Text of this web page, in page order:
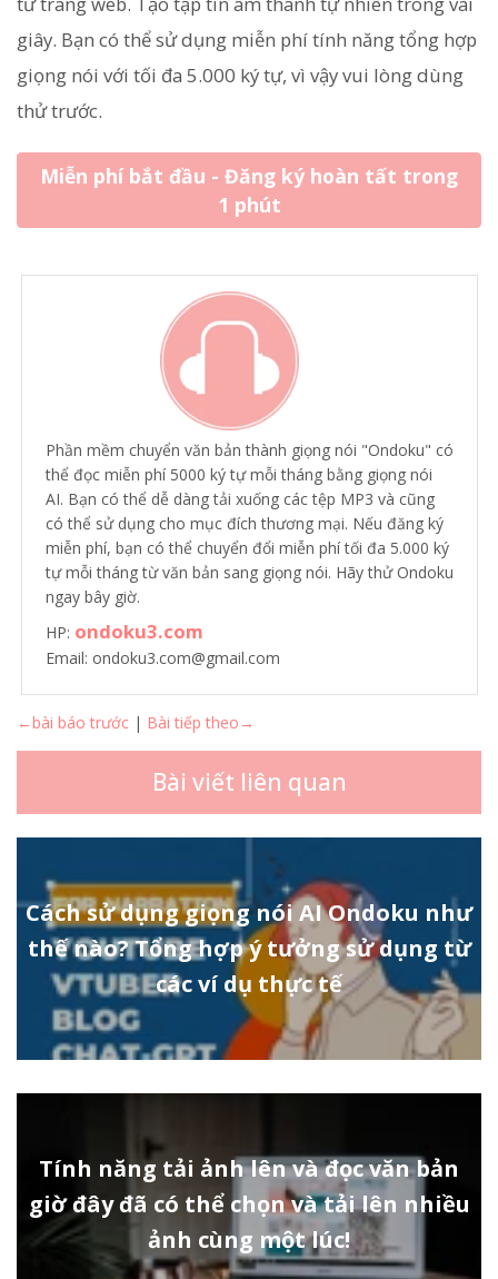
giây. Bạn có thể sử dụng miễn phí tính năng tổng hợp
giọng nói với tối đa 5.000 ký tự, vì vậy vui lòng dùng
thử trước.
Miễn phí bắt đầu - Đăng ký hoàn tất trong
1 phút
Phần mềm chuyển văn bản thành giọng nói "Ondoku" có
thể đọc miễn phí 5000 ký tự mỗi tháng bằng giọng nói
AI. Bạn có thể dễ dàng tải xuống các tệp MP3 và cũng
có thể sử dụng cho mục đích thương mại. Nếu đăng ký
miễn phí, bạn có thể chuyển đổi miễn phí tối đa 5.000 ký
tự mỗi tháng từ văn bản sang giọng nói. Hãy thử Ondoku
ngay bây giờ.
HP: ondoku3.com
Email: ondoku3.com@gmail.com
←bài báo trước | Bài tiếp theo→
Bài viết liên quan
Cách sử dụng giọng nói AI Ondoku như
thế nào? Tổng hợp ý tưởng sử dụng từ
các ví dụ thực tế
Tính năng tải ảnh lên và đọc văn bản
giờ đây đã có thể chọn và tải lên nhiều
ảnh cùng một lúc!